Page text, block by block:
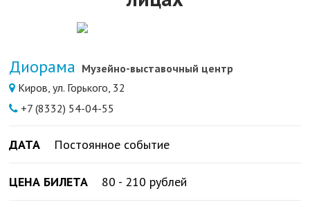
Диорама Музейно-выставочный центр
Киров, ул. Горького, 32
+7 (8332) 54-04-55
ДАТА Постоянное событие
ЦЕНА БИЛЕТА 80 - 210 рублей